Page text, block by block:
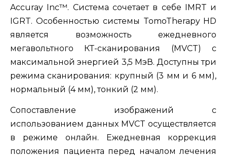
Accuray Inc™. Система сочетает в себе IMRT и
IGRT. Особенностью системы TomoTherapy HD
является возможность ежедневного
мегавольтного КТ-сканирования (MVCT) с
максимальной энергией 3,5 МэВ. Доступны три
режима сканирования: крупный (3 мм и 6 мм),
нормальный (4 мм), тонкий (2 мм).
Сопоставление изображений с
использованием данных MVCT осуществляется
в режиме онлайн. Ежедневная коррекция
положения пациента перед началом лечения